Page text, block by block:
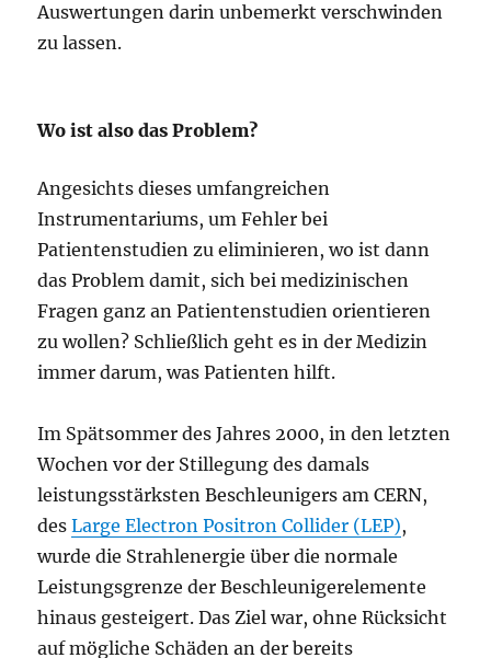
Auswertungen darin unbemerkt verschwinden
zu lassen.
Wo ist also das Problem?
Angesichts dieses umfangreichen
Instrumentariums, um Fehler bei
Patientenstudien zu eliminieren, wo ist dann
das Problem damit, sich bei medizinischen
Fragen ganz an Patientenstudien orientieren
zu wollen? Schließlich geht es in der Medizin
immer darum, was Patienten hilft.
Im Spätsommer des Jahres 2000, in den letzten
Wochen vor der Stillegung des damals
leistungsstärksten Beschleunigers am CERN,
desLarge Electron Positron Collider (LEP),
wurde die Strahlenergie über die normale
Leistungsgrenze der Beschleunigerelemente
hinaus gesteigert. Das Ziel war, ohne Rücksicht
auf mögliche Schäden an der bereits